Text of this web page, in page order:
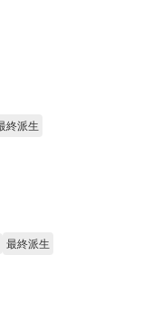
終派生
最終派生